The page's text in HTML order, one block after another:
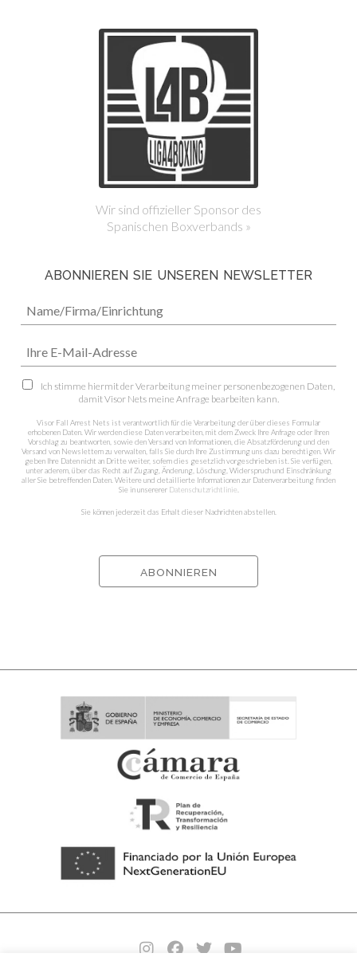
Wir sind offizieller Sponsor des
Spanischen Boxverbands »
ABONNIEREN SIE UNSEREN NEWSLETTER
Ich stimme hiermit der Verarbeitung meiner personenbezogenen Daten,
damit Visor Nets meine Anfrage bearbeiten kann.
Visor Fall Arrest Nets ist verantwortlich für die Verarbeitung der über dieses Formular
erhobenen Daten. Wir werden diese Daten verarbeiten, mit dem Zweck Ihre Anfrage oder Ihren
Vorschlag zu beantworten, sowie den Versand von Informationen, die Absatzförderung und den
Versand von Newslettern zu verwalten, falls Sie durch Ihre Zustimmung uns dazu berechtigen. Wir
geben Ihre Daten nicht an Dritte weiter, sofern dies gesetzlich vorgeschrieben ist. Sie verfügen,
unter aderem, über das Recht auf Zugang, Änderung, Löschung, Widerspruch und Einschränkung
aller Sie betreffenden Daten. Weitere und detaillierte Informationen zur Datenverarbeitung finden
Sie in unsererer Datenschutzrichtlinie
Sie können jederzeit das Erhalt dieser Nachrichten abstellen.